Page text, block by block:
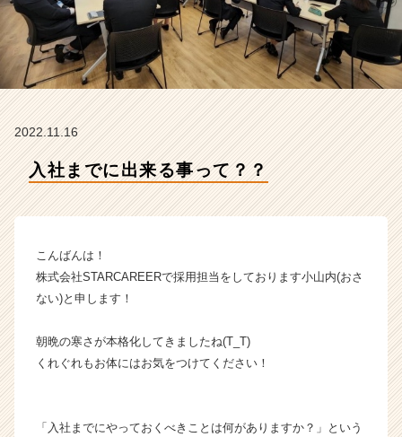
R
の
タ
イ
ム
|
ベ
チ
成
か
ら
ウ
2022.11.16
入社までに出来る事って？？
こんばんは！
株式会社STARCAREERで採用担当をしております小山内(おさ
ない)と申します！
朝晩の寒さが本格化してきましたね(T_T)
くれぐれもお体にはお気をつけてください！
「入社までにやっておくべきことは何がありますか？」という